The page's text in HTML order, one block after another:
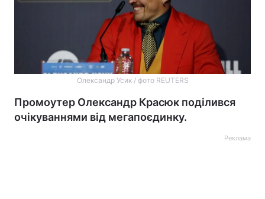
Олександр Усик / фото REUTERS
Промоутер Олександр Красюк поділився
очікуваннями від мегапоєдинку.
Реклама